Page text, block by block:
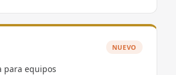
NUEVO
para equipos